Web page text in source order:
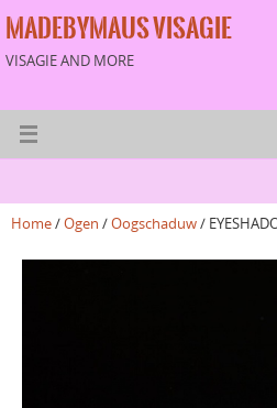
MADEBYMAUS VISAGIE
VISAGIE AND MORE
Home/Ogen /Oogschaduw/